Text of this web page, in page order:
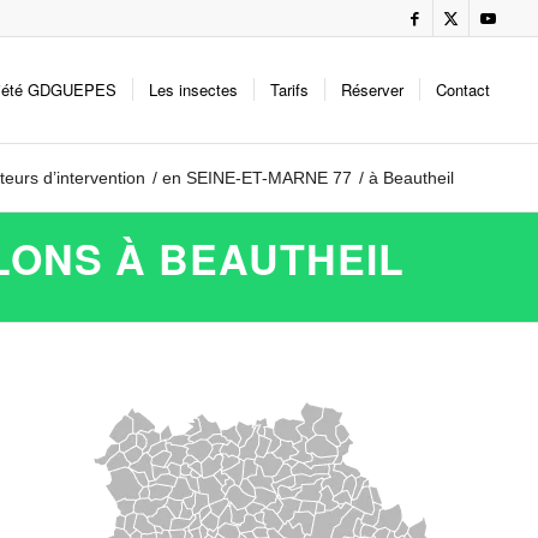
GDGUEPES Les insectes Tarifs Réserver Contact
d’intervention / en SEINE-ET-MARNE 77 / à Beautheil
À BEAUTHEIL